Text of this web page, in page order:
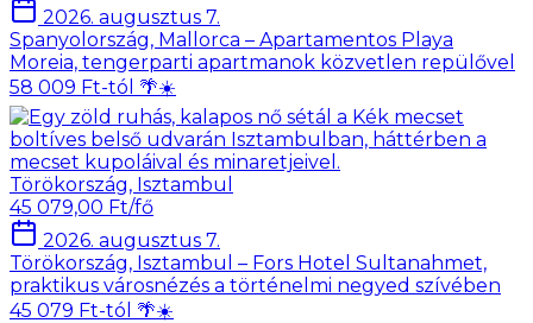
2026. augusztus 7.
Spanyolország, Mallorca – Apartamentos Playa
Moreia, tengerparti apartmanok közvetlen repülővel
58 009 Ft-tól 🌴☀️
Törökország, Isztambul
45 079,00 Ft/fő
2026. augusztus 7.
Törökország, Isztambul – Fors Hotel Sultanahmet,
praktikus városnézés a történelmi negyed szívében
45 079 Ft-tól 🌴☀️